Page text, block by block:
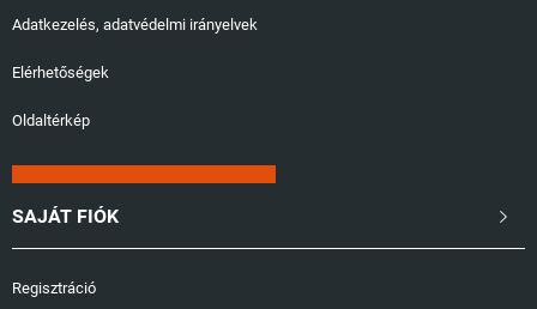
Adatkezelés, adatvédelmi irányelvek
Elérhetőségek
Oldaltérkép
SAJÁT FIÓK 
Regisztráció